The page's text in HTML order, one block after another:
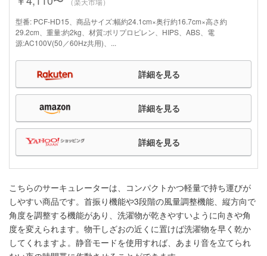
型番: PCF-HD15、商品サイズ:幅約24.1cm×奥行約16.7cm×高さ約
29.2cm、重量:約2kg、材質:ポリプロピレン、HIPS、ABS、電
源:AC100V(50／60Hz共用)、...
詳細を見る
詳細を見る
詳細を見る
こちらのサーキュレーターは、コンパクトかつ軽量で持ち運びが
しやすい商品です。首振り機能や3段階の風量調整機能、縦方向で
角度を調整する機能があり、洗濯物が乾きやすいように向きや角
度を変えられます。物干しざおの近くに置けば洗濯物を早く乾か
してくれますよ。静音モードを使用すれば、あまり音を立てられ